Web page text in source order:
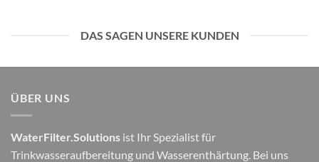
DAS SAGEN UNSERE KUNDEN
ÜBER UNS
WaterFilter.Solutions ist Ihr Spezialist für
Trinkwasseraufbereitung und Wasserenthärtung. Bei uns